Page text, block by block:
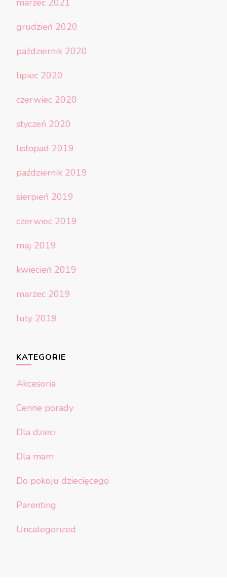
marzec 2021
grudzień 2020
październik 2020
lipiec 2020
czerwiec 2020
styczeń 2020
listopad 2019
październik 2019
sierpień 2019
czerwiec 2019
maj 2019
kwiecień 2019
marzec 2019
luty 2019
KATEGORIE
Akcesoria
Cenne porady
Dla dzieci
Dla mam
Do pokoju dziecięcego
Parenting
Uncategorized